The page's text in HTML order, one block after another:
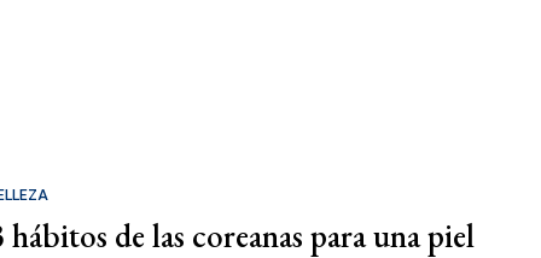
hábitos de las coreanas para una piel